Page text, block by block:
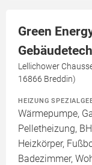
Green
Lellichower
16866 Breddin)
HEIZUNG
Wärmepumpe,
Pelletheizung,
Heizkörper,
Badezimmer,